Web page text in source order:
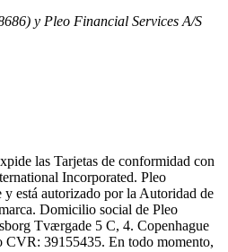
y Pleo Financial Services A/S
las Tarjetas de conformidad con
Incorporated. Pleo
está autorizado por la Autoridad de
Domicilio social de Pleo
Tværgade 5 C, 4. Copenhague
39155435. En todo momento,